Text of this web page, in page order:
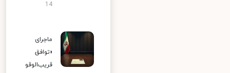
14
ماجرای
«توافق
قریب‌الوقو